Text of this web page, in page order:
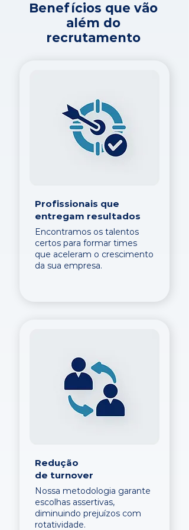
Benefícios que vão
além do
recrutamento
Profissionais que
entregam resultados
Encontramos os talentos
certos para formar times
que aceleram o crescimento
da sua empresa.
Redução
de turnover
Nossa metodologia garante
escolhas assertivas,
diminuindo prejuízos com
rotatividade.